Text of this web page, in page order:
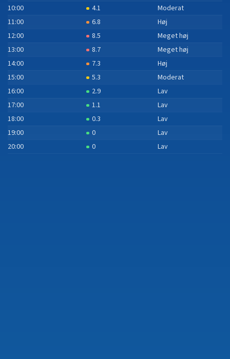
10:00
4.1
Moderat
11:00
6.8
Høj
12:00
8.5
Meget høj
13:00
8.7
Meget høj
14:00
7.3
Høj
15:00
5.3
Moderat
16:00
2.9
Lav
17:00
1.1
Lav
18:00
0.3
Lav
19:00
0
Lav
20:00
0 Lav